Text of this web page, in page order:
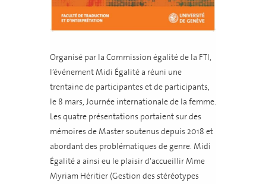
Organisé par la Commission égalité de la FTI,
l’événement Midi Égalité a réuni une
trentaine de participantes et de participants,
le 8 mars, Journée internationale de la femme.
Les quatre présentations portaient sur des
mémoires de Master soutenus depuis 2018 et
abordant des problématiques de genre. Midi
Égalité a ainsi eu le plaisir d'accueillir Mme
Myriam Héritier (Gestion des stéréotypes